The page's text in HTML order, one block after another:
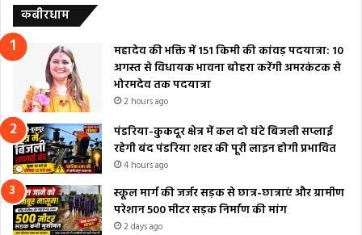
कबीरधाम
महादेव की भक्ति में 151 किमी की कांवड़ पदयात्रा: 10
अगस्त से विधायक भावना बोहरा करेंगी अमरकंटक से
भोरमदेव तक पदयात्रा
2 hours ago
पंडरिया-कुकदूर क्षेत्र में कल दो घंटे बिजली सप्लाई
रहेगी बंद पंडरिया शहर की पूरी लाइन होगी प्रभावित
4 hours ago
स्कूल मार्ग की जर्जर सड़क से छात्र-छात्राएं और ग्रामीण
परेशान 500 मीटर सड़क निर्माण की मांग
2 days ago